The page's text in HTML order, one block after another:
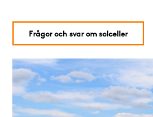
Frågor och svar om solceller